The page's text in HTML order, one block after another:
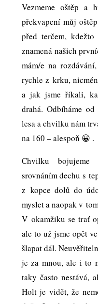
Vezmeme oštěp a
překvapení můj
před terčem,
znamená našich
mám/e na
rychle z krku,
a jak jsme říkali,
drahá. Odbíháme
lesa a chvilku nám
na 160 – alespoň 😀 .
Chvilku
srovnáním dechu s
z kopce dolů do
myslet a naopak v
V okamžiku se trať
ale to už jsme opět
šlapat dál.
je za mnou, ale i to
taky často nestává,
Holt je vidět, že